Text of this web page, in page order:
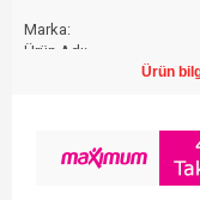
Marka:
Ürün Adı:
Çıkış Ucu Uzunluğu:
Çıkış Ucu Yüksekliği:
Ürün